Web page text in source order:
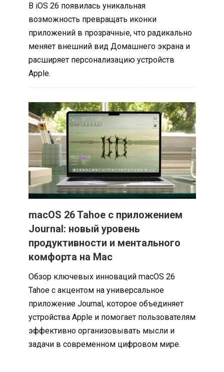
В iOS 26 появилась уникальная
возможность превращать иконки
приложений в прозрачные, что радикально
меняет внешний вид Домашнего экрана и
расширяет персонализацию устройств
Apple.
macOS 26 Tahoe с приложением
Journal: новый уровень
продуктивности и ментального
комфорта на Mac
Обзор ключевых инноваций macOS 26
Tahoe с акцентом на универсальное
приложение Journal, которое объединяет
устройства Apple и помогает пользователям
эффективно организовывать мысли и
задачи в современном цифровом мире.